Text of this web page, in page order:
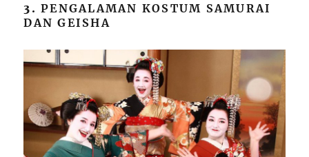
3.PENGALAMAN KOSTUM SAMURAI
DAN GEISHA